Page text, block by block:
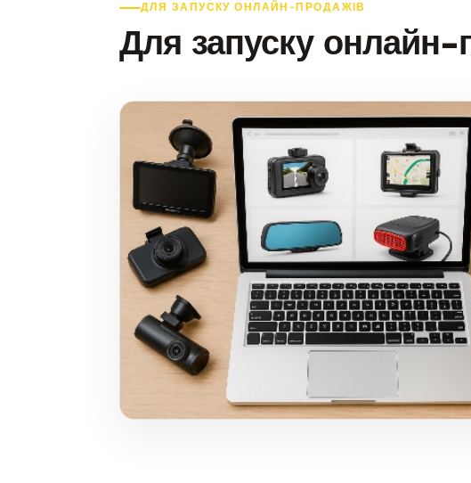
ДЛЯ ЗАПУСКУ ОНЛАЙН-ПРОДАЖІВ
Для запуску онлайн-